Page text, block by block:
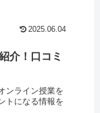
2025.06.04
介！口コミ
ンライン授業を
トになる情報を